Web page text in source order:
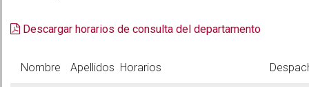
Descargar horarios de consulta del departamento
Nombre Apellidos Horarios